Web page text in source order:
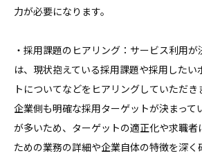
力が必要になります。
・採用課題のヒアリング：サービス利用
は、現状抱えている採用課題や採用したい
トについてなどをヒアリングしていただき
企業側も明確な採用ターゲットが決まって
が多いため、ターゲットの適正化や求職者
ための業務の詳細や企業自体の特徴を深く